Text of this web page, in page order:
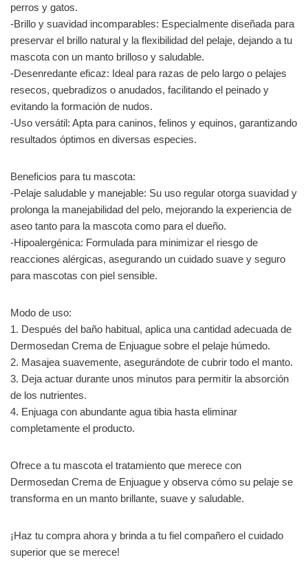
perros y gatos.
-Brillo y suavidad incomparables: Especialmente diseñada para
preservar el brillo natural y la flexibilidad del pelaje, dejando a tu
mascota con un manto brilloso y saludable.
-Desenredante eficaz: Ideal para razas de pelo largo o pelajes
resecos, quebradizos o anudados, facilitando el peinado y
evitando la formación de nudos.
-Uso versátil: Apta para caninos, felinos y equinos, garantizando
resultados óptimos en diversas especies.
Beneficios para tu mascota:
-Pelaje saludable y manejable: Su uso regular otorga suavidad y
prolonga la manejabilidad del pelo, mejorando la experiencia de
aseo tanto para la mascota como para el dueño.
-Hipoalergénica: Formulada para minimizar el riesgo de
reacciones alérgicas, asegurando un cuidado suave y seguro
para mascotas con piel sensible.
Modo de uso:
1. Después del baño habitual, aplica una cantidad adecuada de
Dermosedan Crema de Enjuague sobre el pelaje húmedo.
2. Masajea suavemente, asegurándote de cubrir todo el manto.
3. Deja actuar durante unos minutos para permitir la absorción
de los nutrientes.
4. Enjuaga con abundante agua tibia hasta eliminar
completamente el producto.
Ofrece a tu mascota el tratamiento que merece con
Dermosedan Crema de Enjuague y observa cómo su pelaje se
transforma en un manto brillante, suave y saludable.
¡Haz tu compra ahora y brinda a tu fiel compañero el cuidado
superior que se merece!